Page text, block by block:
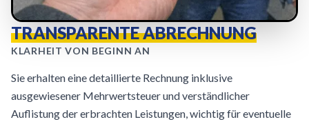
TRANSPARENTE ABRECHNUNG
KLARHEIT VON BEGINN AN
Sie erhalten eine detaillierte Rechnung inklusive
ausgewiesener Mehrwertsteuer und verständlicher
Auflistung der erbrachten Leistungen, wichtig für eventuelle